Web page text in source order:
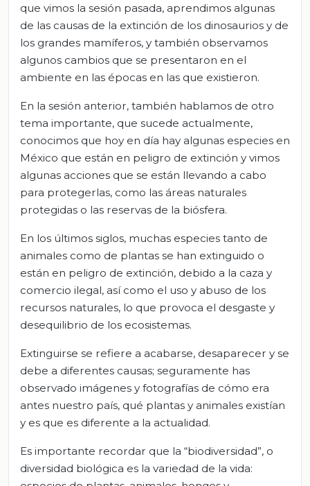
que vimos la sesión pasada, aprendimos algunas
de las causas de la extinción de los dinosaurios y de
los grandes mamíferos, y también observamos
algunos cambios que se presentaron en el
ambiente en las épocas en las que existieron.
En la sesión anterior, también hablamos de otro
tema importante, que sucede actualmente,
conocimos que hoy en día hay algunas especies en
México que están en peligro de extinción y vimos
algunas acciones que se están llevando a cabo
para protegerlas, como las áreas naturales
protegidas o las reservas de la biósfera.
En los últimos siglos, muchas especies tanto de
animales como de plantas se han extinguido o
están en peligro de extinción, debido a la caza y
comercio ilegal, así como el uso y abuso de los
recursos naturales, lo que provoca el desgaste y
desequilibrio de los ecosistemas.
Extinguirse se refiere a acabarse, desaparecer y se
debe a diferentes causas; seguramente has
observado imágenes y fotografías de cómo era
antes nuestro país, qué plantas y animales existían
y es que es diferente a la actualidad.
Es importante recordar que la “biodiversidad”, o
diversidad biológica es la variedad de la vida: